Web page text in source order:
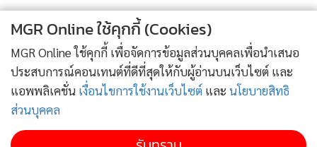
MGR Online ใช้คุกกี้ (Cookies)
MGR Online ใช้คุกกี้ เพื่อจัดการข้อมูลส่วนบุคคลเพื่อนำเสนอ
ประสบการณ์คอนเทนต์ที่ดีที่สุดให้กับผู้อ่านบนเว็บไซต์ และ
แอพพลิเคชั่น เงื่อนไขการใช้งานเว็บไซต์ และ นโยบายสิทธิ
ส่วนบุคคล